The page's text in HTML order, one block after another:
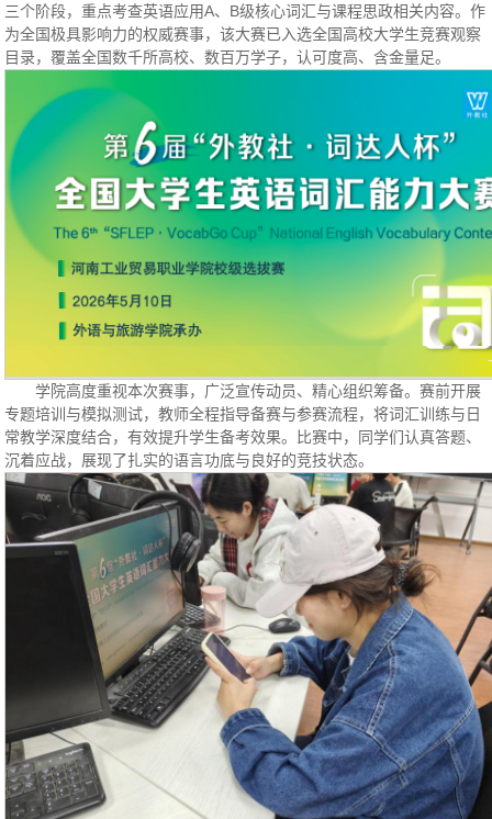
三个阶段，重点考查英语应用A、B级核心词汇与课程思政相关内容。作
为全国极具影响力的权威赛事，该大赛已入选全国高校大学生竞赛观察
目录，覆盖全国数千所高校、数百万学子，认可度高、含金量足。
学院高度重视本次赛事，广泛宣传动员、精心组织筹备。赛前开展
专题培训与模拟测试，教师全程指导备赛与参赛流程，将词汇训练与日
常教学深度结合，有效提升学生备考效果。比赛中，同学们认真答题、
沉着应战，展现了扎实的语言功底与良好的竞技状态。